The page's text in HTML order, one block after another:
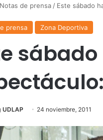
Notas de prensa / Este sábado
prensa Zona Deportiva
UDLAP 24 noviembre, 2011